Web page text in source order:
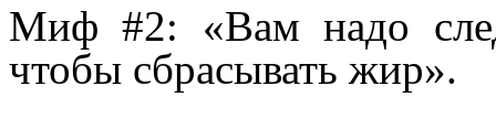
Миф #2: «Вам надо
чтобы сбрасывать жир».